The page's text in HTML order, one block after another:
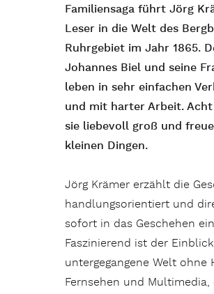
Familiensaga führt Jörg
Leser in die Welt des
Ruhrgebiet im Jahr 1865.
Johannes Biel und seine
leben in sehr einfachen
und mit harter Arbeit.
sie liebevoll groß und
kleinen Dingen.
Jörg Krämer erzählt die
handlungsorientiert und
sofort in das Geschehen
Faszinierend ist der
untergegangene Welt ohne
Fernsehen und